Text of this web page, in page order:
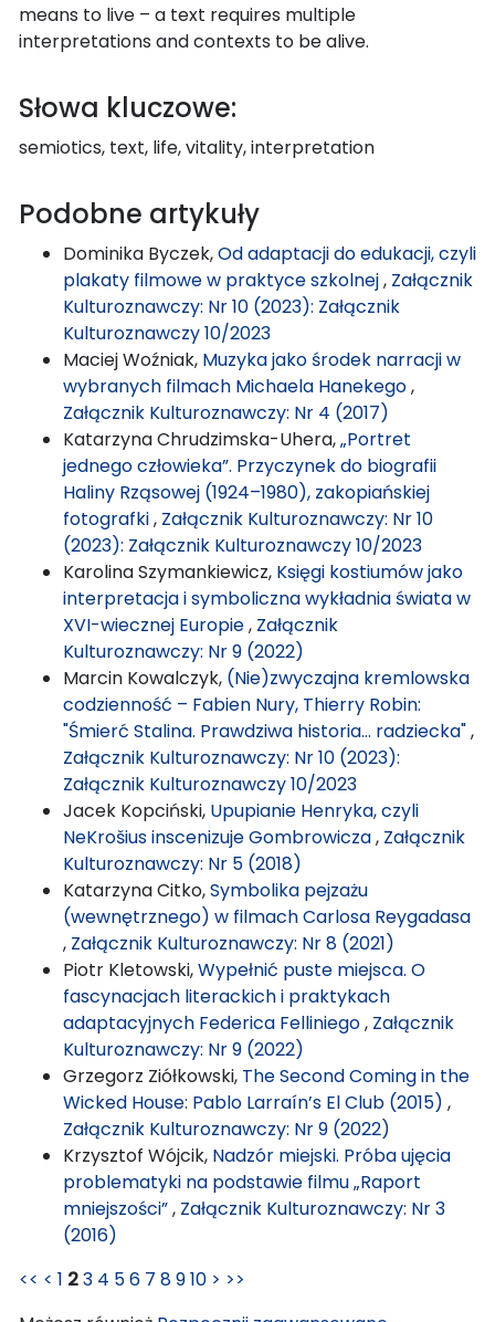
means to live – a text requires multiple
interpretations and contexts to be alive.
Słowa kluczowe:
semiotics, text, life, vitality, interpretation
Podobne artykuły
Dominika Byczek,Od adaptacji do edukacji, czyli
plakaty filmowe w praktyce szkolnej, Załącznik
Kulturoznawczy: Nr 10 (2023): Załącznik
Kulturoznawczy 10/2023
Maciej Woźniak, Muzyka jako środek narracji w
wybranych filmach Michaela Hanekego,
Załącznik Kulturoznawczy: Nr 4 (2017)
Katarzyna Chrudzimska-Uhera,„Portret
jednego człowieka”. Przyczynek do biografii
Haliny Rząsowej (1924–1980), zakopiańskiej
fotografki, Załącznik Kulturoznawczy: Nr 10
(2023): Załącznik Kulturoznawczy 10/2023
Karolina Szymankiewicz, Księgi kostiumów jako
interpretacja i symboliczna wykładnia świata w
XVI-wiecznej Europie, Załącznik
Kulturoznawczy: Nr 9 (2022)
Marcin Kowalczyk, (Nie)zwyczajna kremlowska
codzienność – Fabien Nury, Thierry Robin:
"Śmierć Stalina. Prawdziwa historia… radziecka",
Załącznik Kulturoznawczy: Nr 10 (2023):
Załącznik Kulturoznawczy 10/2023
Jacek Kopciński, Upupianie Henryka, czyli
NeKrošius inscenizuje Gombrowicza, Załącznik
Kulturoznawczy: Nr 5 (2018)
Katarzyna Citko,Symbolika pejzażu
(wewnętrznego) w filmach Carlosa Reygadasa
, Załącznik Kulturoznawczy: Nr 8 (2021)
Piotr Kletowski,Wypełnić puste miejsca. O
fascynacjach literackich i praktykach
adaptacyjnych Federica Felliniego, Załącznik
Kulturoznawczy: Nr 9 (2022)
Grzegorz Ziółkowski, The Second Coming in the
Wicked House: Pablo Larraín’s El Club (2015) ,
Załącznik Kulturoznawczy: Nr 9 (2022)
Krzysztof Wójcik, Nadzór miejski. Próba ujęcia
problematyki na podstawie filmu „Raport
mniejszości”, Załącznik Kulturoznawczy: Nr 3
(2016)
<< < 1 23 4 56 7 8910 > >>